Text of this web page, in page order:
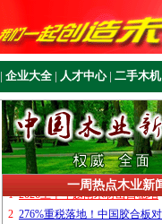
| 企业大全 | 人才中心 | 二手木机